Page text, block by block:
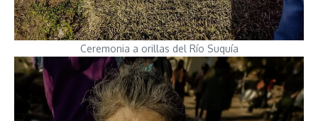
Ceremonia a orillas del Río Suquía